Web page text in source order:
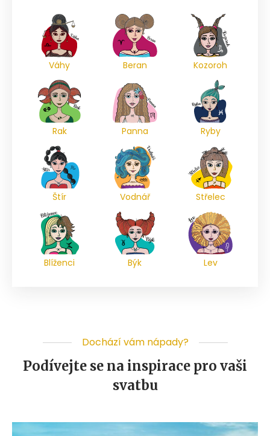
Váhy Beran Kozoroh
Rak Panna Ryby
Štír Vodnář Střelec
Blíženci Býk Lev
Dochází vám nápady?
Podívejte se na inspirace pro vaši
svatbu